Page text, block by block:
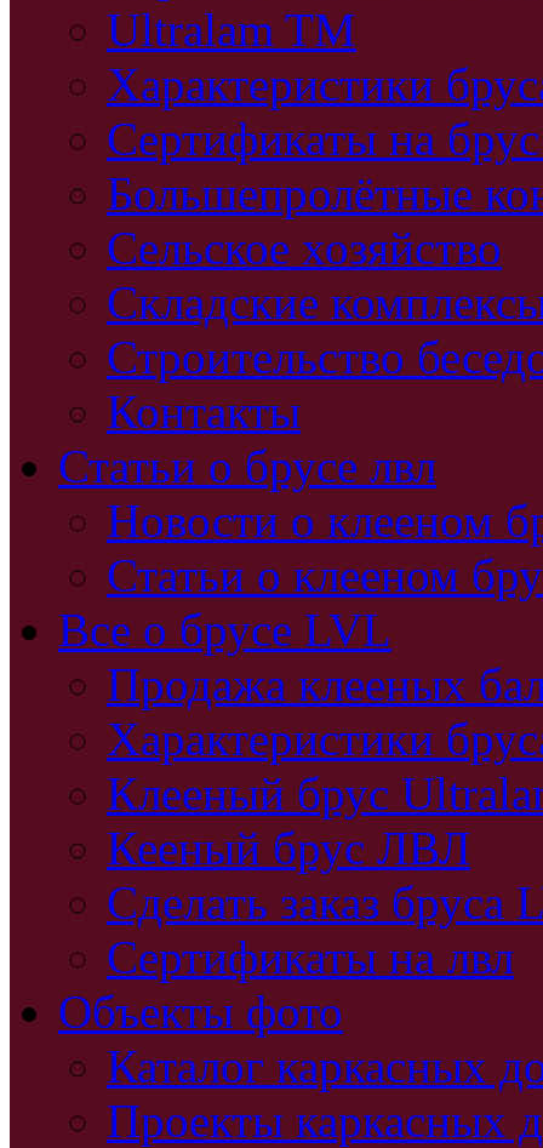
Ultralam TM
Характеристики
Сертификаты на
Большепролётные
Сельское хозяйство
Складские
Строительство
Контакты
Статьи о брусе лвл
Новости о клееном
Статьи о клееном
Все о брусе LVL
Продажа клееных
Характеристики
Клееный брус
Кееный брус ЛВЛ
Сделать заказ бруса
Сертификаты на лвл
Объекты фото
Каталог каркасных
Проекты каркасных